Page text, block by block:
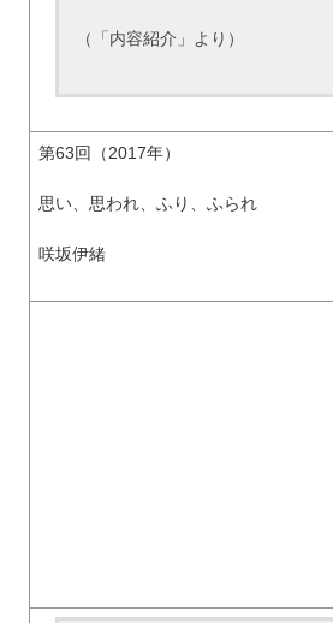
（「内容紹介」より）
第63回（2017年）
思い、思われ、ふり、ふられ
咲坂伊緒